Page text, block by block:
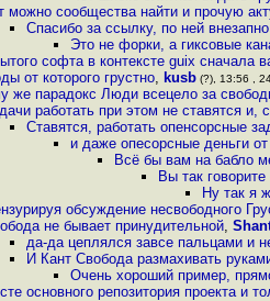
можно сообщества найти и прочую
Спасибо за ссылку, по ней
Это не форки, а гиксовые
софта в контексте guix сначала
от которого грустно, kusb (?), 13:56 ,
же парадокс Люди всецело за
работать при этом не ставятся и,
Ставятся, работать опенсорсные
и даже опесорсные деньги
Всё бы вам на бабло
Вы так
Ну так я
обсуждение несвободного
не бывает принудительной,
да-да цеплялся завсе пальцами и
И Кант Свобода размахивать
Очень хороший пример,
основного репозитория проекта и